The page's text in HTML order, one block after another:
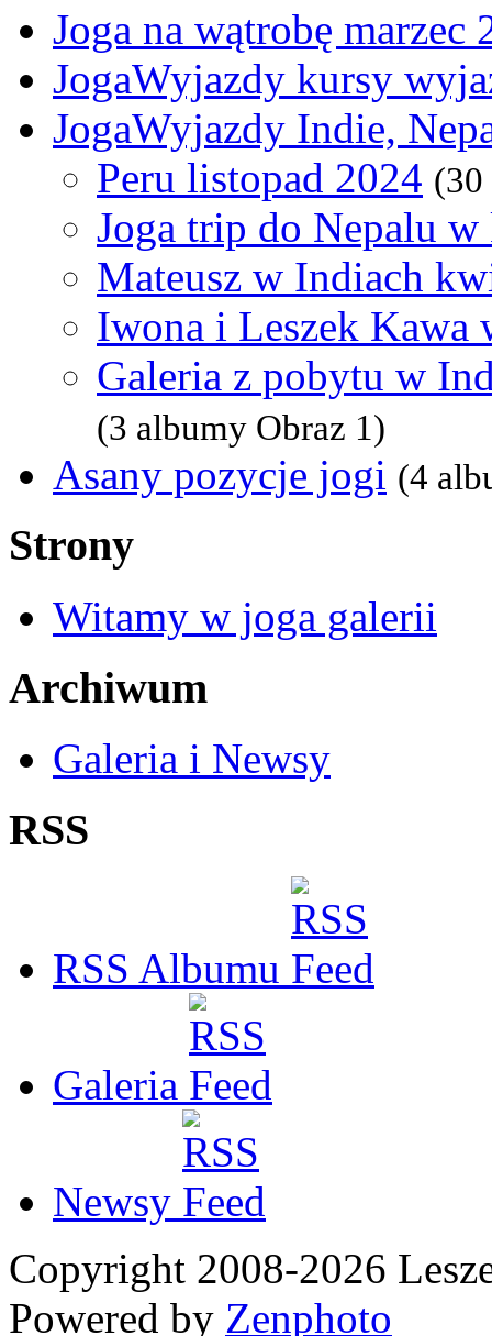
Joga na wątrobę marzec
JogaWyjazdy kursy
JogaWyjazdy Indie,
Peru listopad 2024 (30
Joga trip do Nepalu
Mateusz w Indiach
Iwona i Leszek Kawa
Galeria z pobytu w
(3 albumy Obraz 1)
Asany pozycje jogi (4
Strony
Witamy w joga galerii
Archiwum
Galeria i Newsy
RSS
RSS Albumu
Galeria
Newsy
Copyright 2008-2026
Powered by Zenphoto